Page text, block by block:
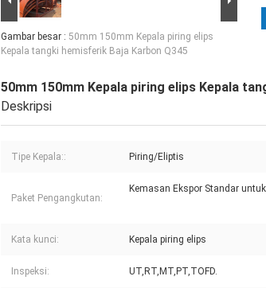
Gambar besar : 50mm 150mm Kepala piring elips
Kepala tangki hemisferik Baja Karbon Q345
50mm 150mm Kepala piring elips Kepala
Deskripsi
Tipe Kepala:: Piring/Eliptis
Paket Pengangkutan:
Kemasan Ekspor Standar
Kata kunci: Kepala piring elips
Inspeksi: UT,RT,MT,PT,TOFD.